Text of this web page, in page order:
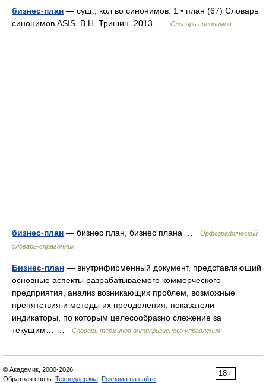
бизнес-план — сущ., кол во синонимов: 1 • план (67) Словарь
синонимов ASIS. В.Н. Тришин. 2013 …
Словарь синонимов
бизнес-план — бизнес план, бизнес плана …
Орфографический
словарь-справочник
Бизнес-план — внутрифирменный документ, представляющий
основные аспекты разрабатываемого коммерческого
предприятия, анализ возникающих проблем, возможные
препятствия и методы их преодоления, показатели
индикаторы, по которым целесообразно слежение за
текущим… …
Словарь терминов антикризисного управления
18+
© Академик, 2000-2026
Обратная связь: Техподдержка Реклама на сайте